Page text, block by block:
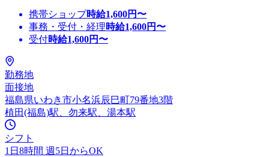
携帯ショップ時給1,600円〜
事務・受付・経理時給1,600円〜
受付時給1,600円〜
勤務地
面接地
福島県いわき市小名浜辰巳町79番地3階
植田(福島)駅、勿来駅、湯本駅
シフト
1日8時間 週5日からOK